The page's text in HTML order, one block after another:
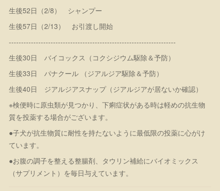
生後52日（2/8） シャンプー
生後57日（2/13） お引渡し開始
--------------------------------------------------------------------
生後30日 バイコックス（コクシジウム駆除＆予防）
生後33日 パナクール （ジアルジア駆除＆予防）
生後40日 ジアルジアスナップ（ジアルジアが居ないか確認）
※検便時に原虫類が見つかり、下痢症状がある時は軽めの抗生物
質を投薬する場合がございます。
●子犬が抗生物質に耐性を持たないように最低限の投薬に心がけ
ています。
●お腹の調子を整える整腸剤、タウリン補給にバイオミックス
（サプリメント）を毎日与えています。